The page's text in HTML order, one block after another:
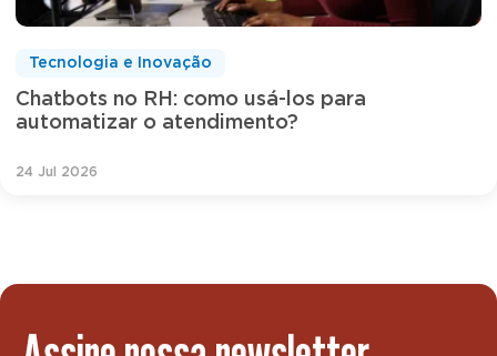
Chatbots no RH: como usá-los para
automatizar o atendimento?
Tecnologia e Inovação
24 Jul 2026